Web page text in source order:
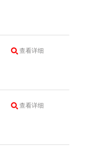
查看详细
查看详细